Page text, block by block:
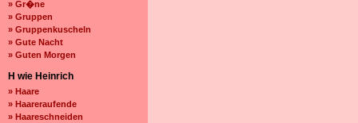
» Gr�ne
» Gruppen
» Gruppenkuscheln
» Gute Nacht
» Guten Morgen
H wie Heinrich
» Haare
» Haareraufende
» Haareschneiden